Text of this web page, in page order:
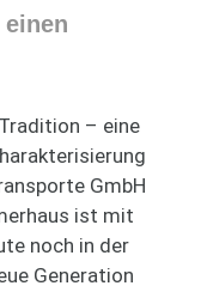
– eine
GmbH
ist mit
noch in der
Generation